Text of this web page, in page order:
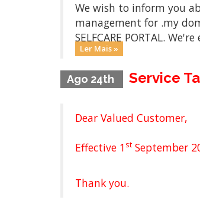
We wish to inform you
management for .my
SELFCARE PORTAL.
Ler Mais »
Ago 24th Service
Dear Valued Customer,
Effective 1 st September
Thank you.